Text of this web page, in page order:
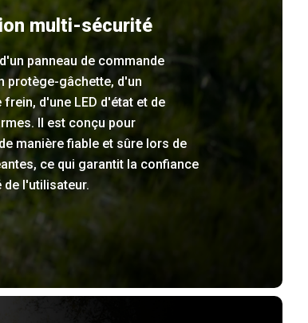
multi-sécurité
panneau de commande
protège-gâchette, d'un
frein, d'une LED d'état et de
Il est conçu pour
manière fiable et sûre lors de
ce qui garantit la confiance
l'utilisateur.